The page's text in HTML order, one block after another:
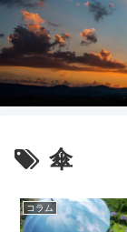
傘
コラム